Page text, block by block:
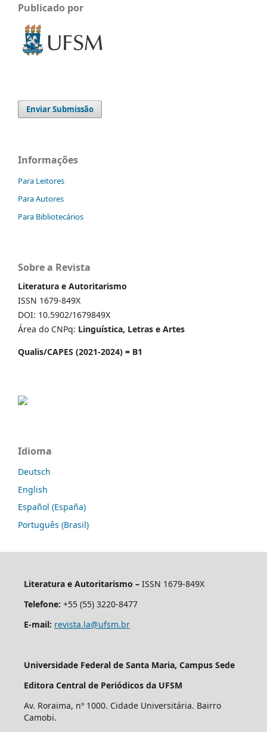
Publicado por
Enviar Submissão
Informações
Para Leitores
Para Autores
Para Bibliotecários
Sobre a Revista
Literatura e Autoritarismo
ISSN 1679-849X
DOI: 10.5902/1679849X
Área do CNPq: Linguística, Letras e Artes
Qualis/CAPES (2021-2024) = B1
Idioma
Deutsch
English
Español (España)
Português (Brasil)
Literatura e Autoritarismo – ISSN 1679-849X
Telefone: +55 (55) 3220-8477
E-mail: revista.la@ufsm.br
Universidade Federal de Santa Maria, Campus Sede
Editora Central de Periódicos da UFSM
Av. Roraima, nº 1000. Cidade Universitária. Bairro
Camobi.